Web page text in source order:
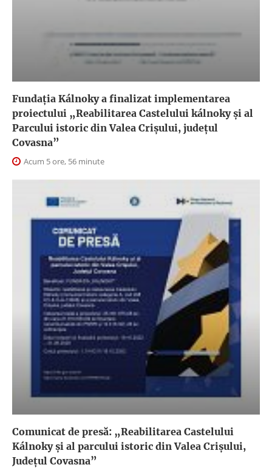
Fundația Kálnoky a finalizat implementarea
proiectului „Reabilitarea Castelului kálnoky și al
Parcului istoric din Valea Crișului, județul
Covasna”
Acum 5 ore, 56 minute
Comunicat de presă: „Reabilitarea Castelului
Kálnoky și al parcului istoric din Valea Crișului,
Județul Covasna”